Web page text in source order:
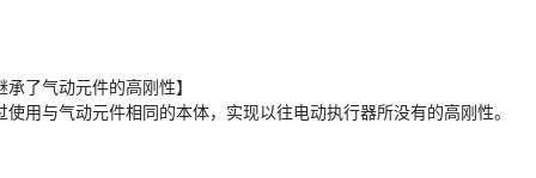
承了气动元件的高刚性】
使用与气动元件相同的本体，实现以往电动执行器所没有的高刚性。